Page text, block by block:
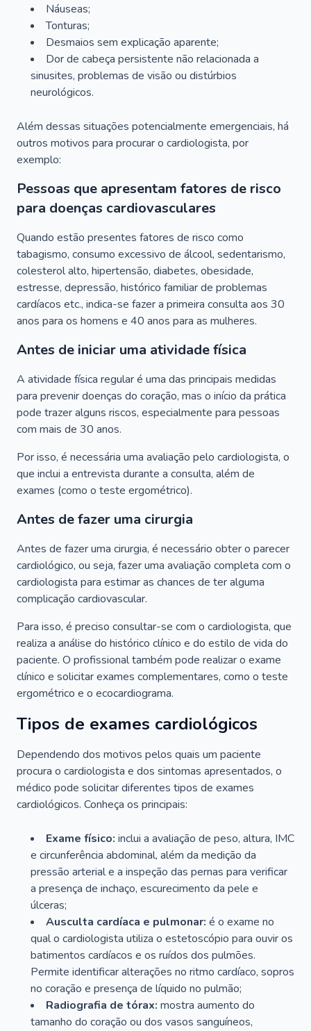
Náuseas;
Tonturas;
Desmaios sem explicação aparente;
Dor de cabeça persistente não relacionada a
sinusites, problemas de visão ou distúrbios
neurológicos.
Além dessas situações potencialmente emergenciais, há
outros motivos para procurar o cardiologista, por
exemplo:
Pessoas que apresentam fatores de risco
para doenças cardiovasculares
Quando estão presentes fatores de risco como
tabagismo, consumo excessivo de álcool, sedentarismo,
colesterol alto, hipertensão, diabetes, obesidade,
estresse, depressão, histórico familiar de problemas
cardíacos etc., indica-se fazer a primeira consulta aos 30
anos para os homens e 40 anos para as mulheres.
Antes de iniciar uma atividade física
A atividade física regular é uma das principais medidas
para prevenir doenças do coração, mas o início da prática
pode trazer alguns riscos, especialmente para pessoas
com mais de 30 anos.
Por isso, é necessária uma avaliação pelo cardiologista, o
que inclui a entrevista durante a consulta, além de
exames (como o teste ergométrico).
Antes de fazer uma cirurgia
Antes de fazer uma cirurgia, é necessário obter o parecer
cardiológico, ou seja, fazer uma avaliação completa com o
cardiologista para estimar as chances de ter alguma
complicação cardiovascular.
Para isso, é preciso consultar-se com o cardiologista, que
realiza a análise do histórico clínico e do estilo de vida do
paciente. O profissional também pode realizar o exame
clínico e solicitar exames complementares, como o teste
ergométrico e o ecocardiograma.
Tipos de exames cardiológicos
Dependendo dos motivos pelos quais um paciente
procura o cardiologista e dos sintomas apresentados, o
médico pode solicitar diferentes tipos de exames
cardiológicos. Conheça os principais:
Exame físico: inclui a avaliação de peso, altura, IMC
e circunferência abdominal, além da medição da
pressão arterial e a inspeção das pernas para verificar
a presença de inchaço, escurecimento da pele e
úlceras;
Ausculta cardíaca e pulmonar: é o exame no
qual o cardiologista utiliza o estetoscópio para ouvir os
batimentos cardíacos e os ruídos dos pulmões.
Permite identificar alterações no ritmo cardíaco, sopros
no coração e presença de líquido no pulmão;
Radiografia de tórax: mostra aumento do
tamanho do coração ou dos vasos sanguíneos,